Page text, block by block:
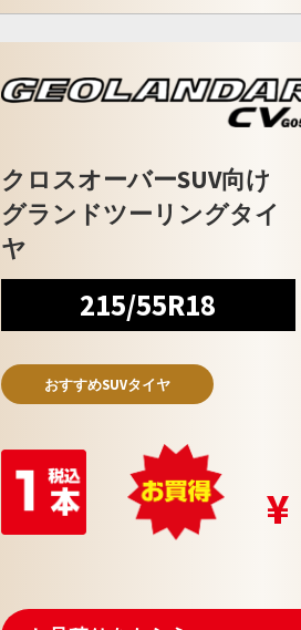
クロスオーバーSUV向け
グランドツーリングタイ
ヤ
215/55R18
おすすめSUVタイヤ